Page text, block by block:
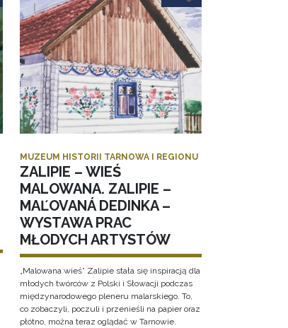
MUZEUM HISTORII TARNOWA I REGIONU
ZALIPIE – WIEŚ
MALOWANA. ZALIPIE –
MAĽOVANÁ DEDINKA –
WYSTAWA PRAC
MŁODYCH ARTYSTÓW
„Malowana wieś” Zalipie stała się inspiracją dla
młodych twórców z Polski i Słowacji podczas
międzynarodowego pleneru malarskiego. To,
co zobaczyli, poczuli i przenieśli na papier oraz
płótno, można teraz oglądać w Tarnowie.